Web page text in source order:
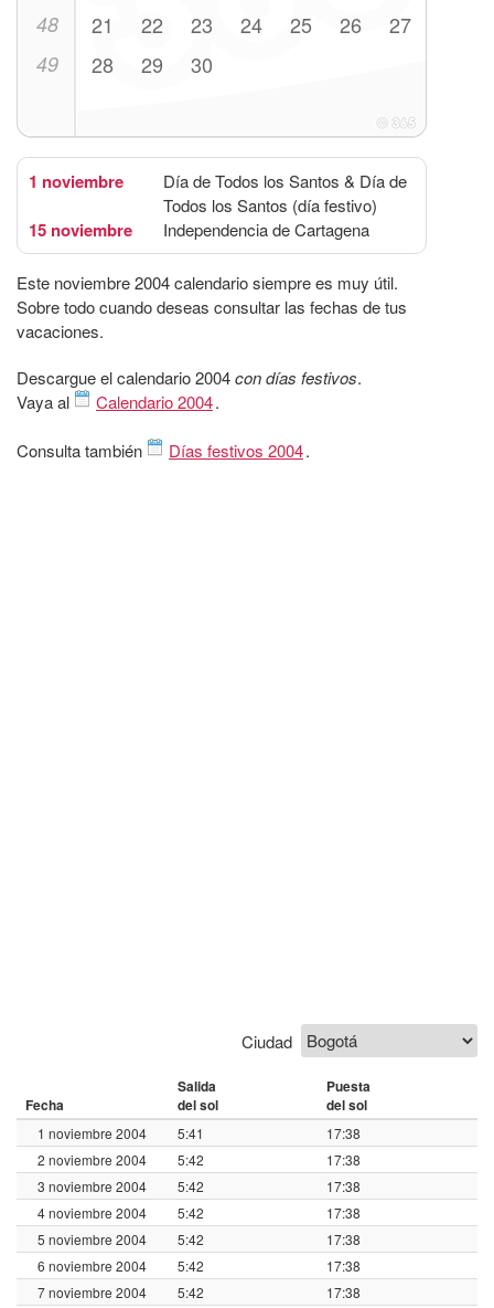
48 21 22 23 24 25 26 27
49 28 29 30
1 noviembre
Día de Todos los Santos & Día de
Todos los Santos (día festivo)
15 noviembre Independencia de Cartagena
Este noviembre 2004 calendario siempre es muy útil.
Sobre todo cuando deseas consultar las fechas de tus
vacaciones.
Descargue el calendario 2004con días festivos.
Vaya al
Calendario 2004.
Consulta también Días festivos 2004.
Ciudad
Fecha
Salida
del sol
Puesta
del sol
1 noviembre 2004 5:41
17:38
2 noviembre 2004
5:42
17:38
3 noviembre 2004
5:42
17:38
4 noviembre 2004
5:42
17:38
5 noviembre 2004
5:42
17:38
6 noviembre 2004
5:42
17:38
7 noviembre 2004
5:42 17:38